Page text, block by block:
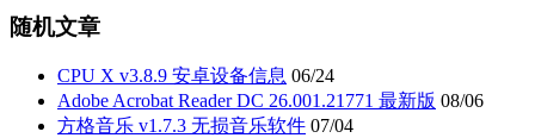
随机文章
CPU X v3.8.9 安卓设备信息 06/24
Adobe Acrobat Reader DC 26.001.21771 最新版 08/06
方格音乐 v1.7.3 无损音乐软件 07/04